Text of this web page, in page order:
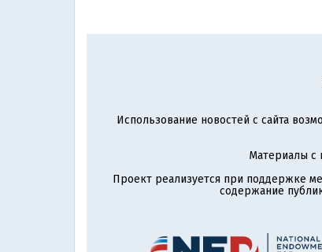
Использование новостей с сайта
Материалы с
Проект реализуется при поддержке
содержание